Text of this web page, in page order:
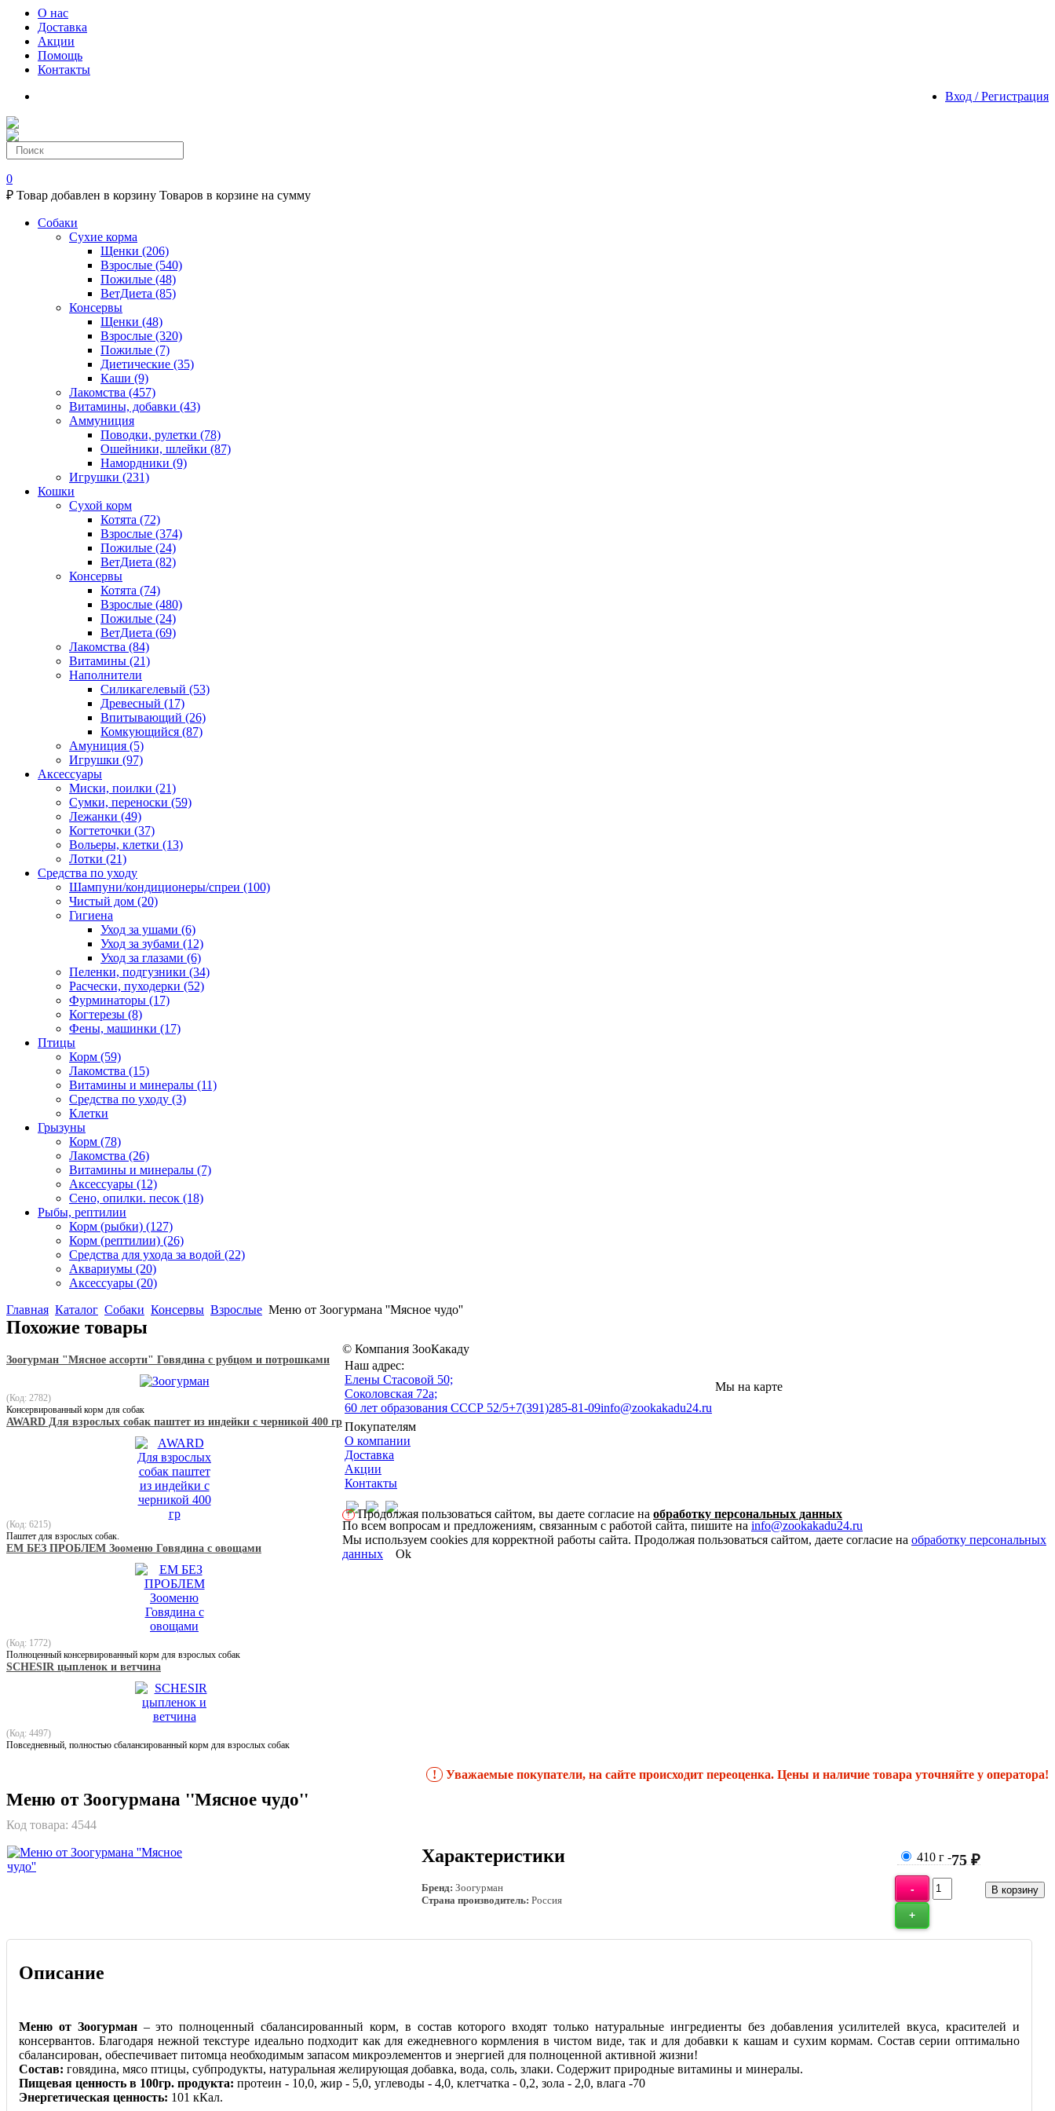
О нас
Доставка
Акции
Помощь
Контакты
Вход / Регистрация
0
₽ Товар добавлен в корзину Товаров в корзине на сумму
Собаки
Сухие корма
Щенки (206)
Взрослые (540)
Пожилые (48)
ВетДиета (85)
Консервы
Щенки (48)
Взрослые (320)
Пожилые (7)
Диетические (35)
Каши (9)
Лакомства (457)
Витамины, добавки (43)
Аммуниция
Поводки, рулетки (78)
Ошейники, шлейки (87)
Намордники (9)
Игрушки (231)
Кошки
Сухой корм
Котята (72)
Взрослые (374)
Пожилые (24)
ВетДиета (82)
Консервы
Котята (74)
Взрослые (480)
Пожилые (24)
ВетДиета (69)
Лакомства (84)
Витамины (21)
Наполнители
Силикагелевый (53)
Древесный (17)
Впитывающий (26)
Комкующийся (87)
Амуниция (5)
Игрушки (97)
Аксессуары
Миски, поилки (21)
Сумки, переноски (59)
Лежанки (49)
Когтеточки (37)
Вольеры, клетки (13)
Лотки (21)
Средства по уходу
Шампуни/кондиционеры/спреи (100)
Чистый дом (20)
Гигиена
Уход за ушами (6)
Уход за зубами (12)
Уход за глазами (6)
Пеленки, подгузники (34)
Расчески, пуходерки (52)
Фурминаторы (17)
Когтерезы (8)
Фены, машинки (17)
Птицы
Корм (59)
Лакомства (15)
Витамины и минералы (11)
Средства по уходу (3)
Клетки
Грызуны
Корм (78)
Лакомства (26)
Витамины и минералы (7)
Аксессуары (12)
Сено, опилки. песок (18)
Рыбы, рептилии
Корм (рыбки) (127)
Корм (рептилии) (26)
Средства для ухода за водой (22)
Аквариумы (20)
Аксессуары (20)
Главная Каталог Собаки Консервы Взрослые Меню от Зоогурмана ''Мясное чудо''
Похожие товары
Зоогурман "Мясное ассорти" Говядина с рубцом и потрошками
(Код: 2782)
Консервированный корм для собак
AWARD Для взрослых собак паштет из индейки с черникой 400 гр
(Код: 6215)
Паштет для взрослых собак.
ЕМ БЕЗ ПРОБЛЕМ Зооменю Говядина с овощами
(Код: 1772)
Полноценный консервированный корм для взрослых собак
SCHESIR цыпленок и ветчина
(Код: 4497)
Повседневный, полностью сбалансированный корм для взрослых собак
! Уважаемые покупатели, на сайте происходит переоценка. Цены и наличие товара уточняйте у оператора!
Меню от Зоогурмана ''Мясное чудо''
Код товара: 4544
Характеристики
Бренд: Зоогурман
Страна производитель: Россия
410 г -75 ₽
Описание
Меню от Зоогурман– это полноценный сбалансированный корм, в состав которого входят только натуральные ингредиенты без добавления усилителей вкуса, красителей и
консервантов. Благодаря нежной текстуре идеально подходит как для ежедневного кормления в чистом виде, так и для добавки к кашам и сухим кормам. Состав серии оптимально
сбалансирован, обеспечивает питомца необходимым запасом микроэлементов и энергией для полноценной активной жизни!
Состав: говядина, мясо птицы, субпродукты, натуральная желирующая добавка, вода, соль, злаки. Содержит природные витамины и минералы.
Пищевая ценность в 100гр. продукта: протеин - 10,0, жир - 5,0, углеводы - 4,0, клетчатка - 0,2, зола - 2,0, влага -70
Энергетическая ценность: 101 кКал.
© Компания ЗооКакаду
Наш адрес:
Eлены Стасовой 50;
Соколовская 72а;
60 лет образования СССР 52/5+7(391)285-81-09info@zookakadu24.ru
Мы на карте
Покупателям
О компании
Доставка
Акции
Контакты
! Продолжая пользоваться сайтом, вы даете согласие на обработку персональных данных
По всем вопросам и предложениям, связанным с работой сайта, пишите на info@zookakadu24.ru
Мы используем cookies для корректной работы сайта. Продолжая пользоваться сайтом, даете согласие на обработку персональных
данных
Ok